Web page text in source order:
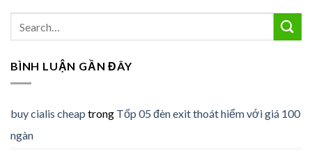
BÌNH LUẬN GẦN ĐÂY
buy cialis cheap trong Tốp 05 đèn exit thoát hiểm với giá 100
ngàn